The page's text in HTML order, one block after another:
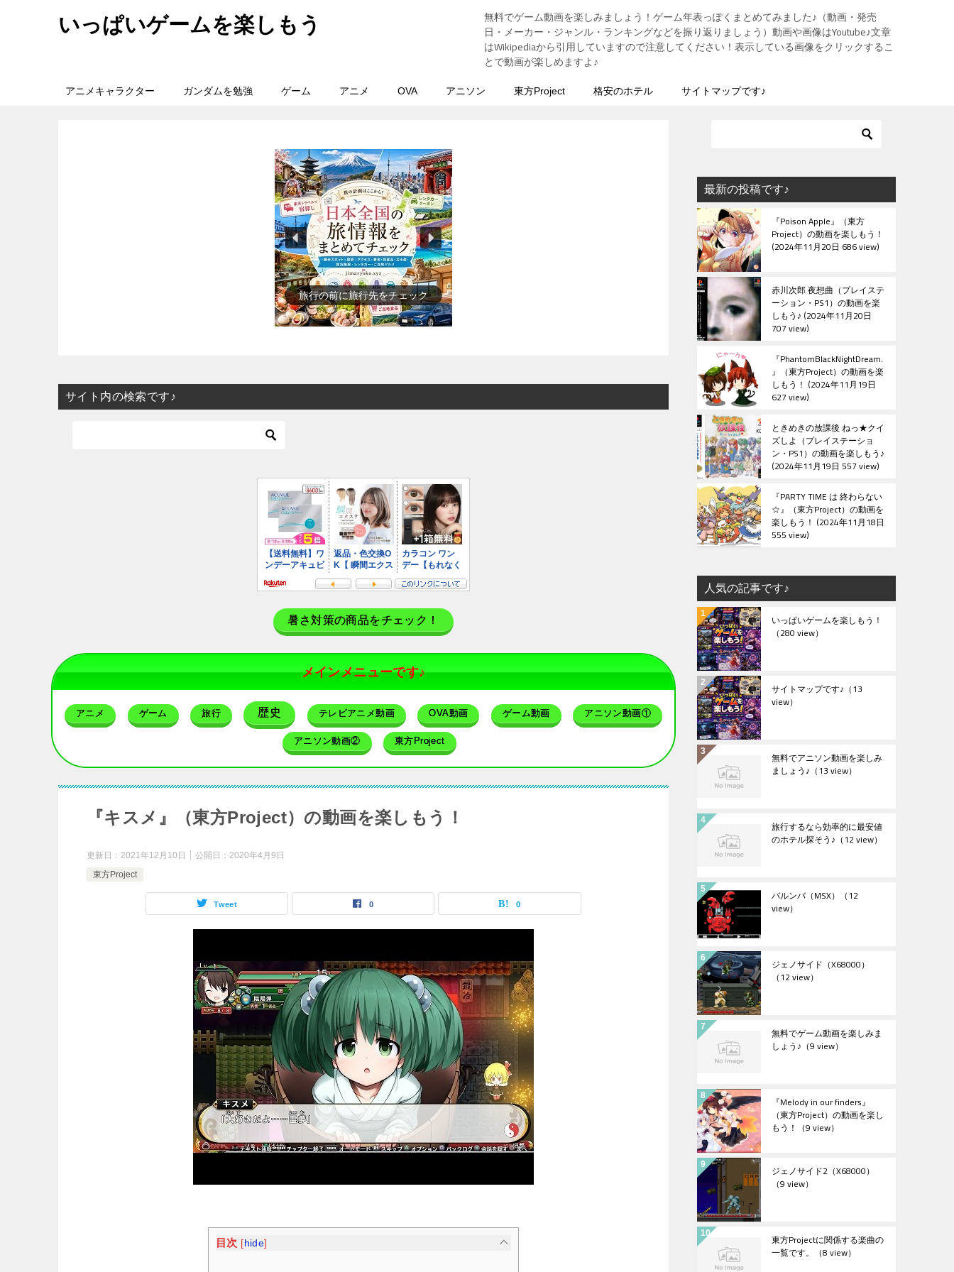
いっぱいゲームを楽しもう
無料でゲーム動画を楽しみましょう！ゲーム年表っぽくまとめてみました♪（動画・発売
日・メーカー・ジャンル・ランキングなどを振り返りましょう）動画や画像はYoutube♪文章
はWikipediaから引用していますので注意してください！表示している画像をクリックするこ
とで動画が楽しめますよ♪
アニメキャラクター ガンダムを勉強 ゲーム アニメ OVA アニソン 東方Project 格安のホテル サイトマップです♪
歴史上の人物を動画で勉強
サイト内の検索です♪
暑さ対策の商品をチェック！
メインメニューです♪
アニメ ゲーム 旅行 歴史 テレビアニメ動画 OVA動画 ゲーム動画 アニソン動画①
アニソン動画② 東方Project
『キスメ』（東方Project）の動画を楽しもう！
更新日： 2021年12月10日 公開日： 2020年4月9日
東方Project
Tweet 0 0
目次 [hide]
最新の投稿です♪
『Poison Apple』（東方
Project）の動画を楽しもう！
2024年11月20日 686 view
赤川次郎 夜想曲（プレイステ
ーション・PS1）の動画を楽
しもう♪ 2024年11月20日
707 view
『PhantomBlackNightDream.
』（東方Project）の動画を楽
しもう！ 2024年11月19日
627 view
ときめきの放課後 ねっ★クイ
ズしよ（プレイステーショ
ン・PS1）の動画を楽しもう♪
2024年11月19日 557 view
『PARTY TIME は 終わらない
☆』（東方Project）の動画を
楽しもう！ 2024年11月18日
555 view
人気の記事です♪
いっぱいゲームを楽しもう！
（280 view）
サイトマップです♪ （13
view）
無料でアニソン動画を楽しみ
ましょう♪ （13 view）
旅行するなら効率的に最安値
のホテル探そう♪ （12 view）
バルンバ（MSX） （12
view）
ジェノサイド（X68000）
（12 view）
無料でゲーム動画を楽しみま
しょう♪ （9 view）
『Melody in our finders』
（東方Project）の動画を楽し
もう！ （9 view）
ジェノサイド2（X68000）
（9 view）
東方Projectに関係する楽曲の
一覧です。 （8 view）